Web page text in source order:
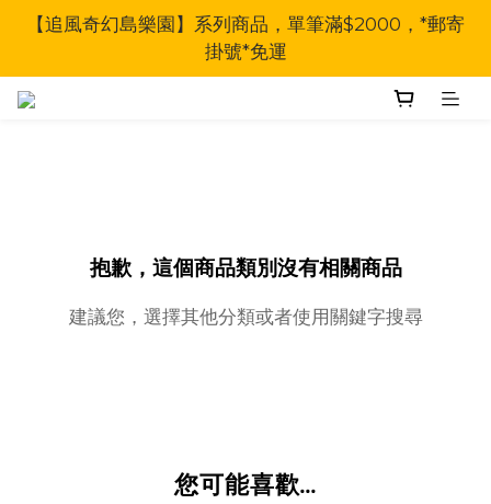
【追風奇幻島樂園】系列商品，單筆滿$2000，*郵寄
掛號*免運
抱歉，這個商品類別沒有相關商品
建議您，選擇其他分類或者使用關鍵字搜尋
您可能喜歡...